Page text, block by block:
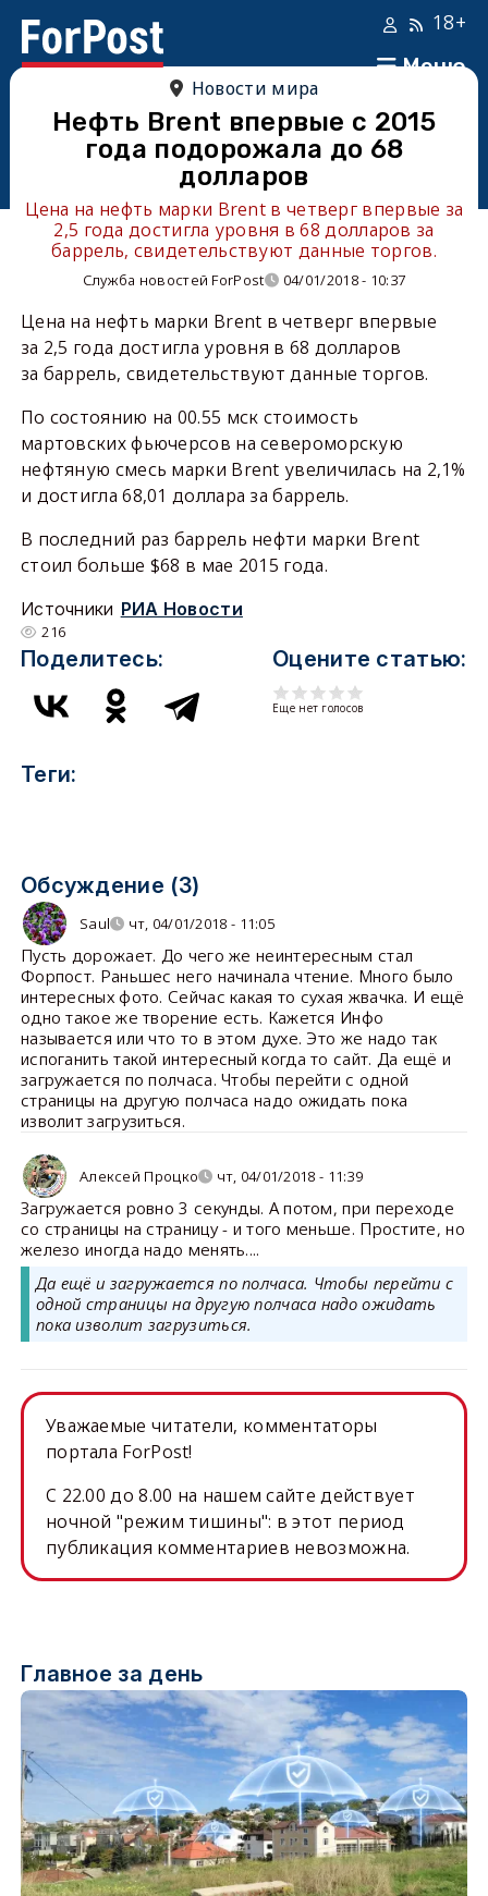
Меню
18+
Новости мира
Нефть Brent впервые с 2015
года подорожала до 68
долларов
Цена на нефть марки Brent в четверг впервые за
2,5 года достигла уровня в 68 долларов за
баррель, свидетельствуют данные торгов.
Служба новостей ForPost 04/01/2018 - 10:37
Цена на нефть марки Brent в четверг впервые
за 2,5 года достигла уровня в 68 долларов
за баррель, свидетельствуют данные торгов.
По состоянию на 00.55 мск стоимость
мартовских фьючерсов на североморскую
нефтяную смесь марки Brent увеличилась на 2,1%
и достигла 68,01 доллара за баррель.
В последний раз баррель нефти марки Brent
стоил больше $68 в мае 2015 года.
Источники РИА Новости
216
Поделитесь: Оцените статью:
Еще нет голосов
Теги:
Обсуждение (3)
Saul чт, 04/01/2018 - 11:05
Пусть дорожает. До чего же неинтересным стал
Форпост. Раньшес него начинала чтение. Много было
интересных фото. Сейчас какая то сухая жвачка. И ещё
одно такое же творение есть. Кажется Инфо
называется или что то в этом духе. Это же надо так
испоганить такой интересный когда то сайт. Да ещё и
загружается по полчаса. Чтобы перейти с одной
страницы на другую полчаса надо ожидать пока
изволит загрузиться.
Алексей Процко чт, 04/01/2018 - 11:39
Загружается ровно 3 секунды. А потом, при переходе
со страницы на страницу - и того меньше. Простите, но
железо иногда надо менять....
Да ещё и загружается по полчаса. Чтобы перейти с
одной страницы на другую полчаса надо ожидать
пока изволит загрузиться.
Уважаемые читатели, комментаторы
портала ForPost!
C 22.00 до 8.00 на нашем сайте действует
ночной "режим тишины": в этот период
публикация комментариев невозможна.
Главное за день